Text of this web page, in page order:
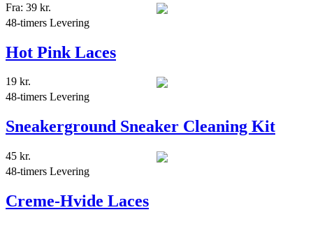
Fra: 39 kr.
48-timers Levering
Hot Pink Laces
19 kr.
48-timers Levering
Sneakerground Sneaker Cleaning Kit
45 kr.
48-timers Levering
Creme-Hvide Laces